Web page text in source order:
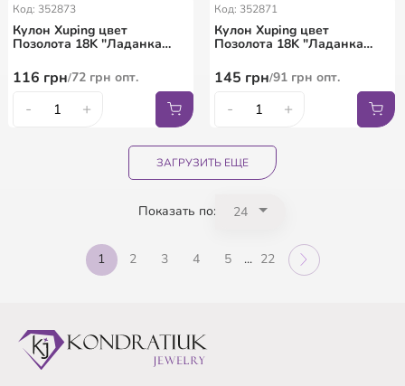
Код: 352873
Кулон Xuping цвет
Позолота 18K "Ладанка
цепочки до 6мм
116 грн/72 грн опт.
- +
Код: 352871
Кулон Xuping цвет
Позолота 18K "Ладанка
до 5мм
145 грн/91 грн опт.
- +
ЗАГРУЗИТЬ ЕЩЕ
Показать по:
1 2 3 4 5 ... 22